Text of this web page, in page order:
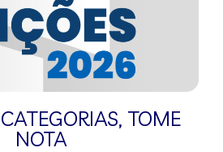
, TOME
NOTA